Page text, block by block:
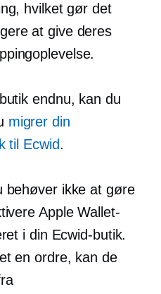
hvilket gør det
at give deres
endnu, kan du
migrer din
til Ecwid.
behøver ikke at gøre
Apple Wallet-
i din Ecwid-butik.
en ordre, kan de